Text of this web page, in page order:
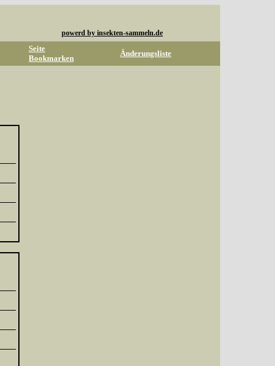
powerd by insekten-sammeln.de
Seite
Bookmarken
Änderungsliste